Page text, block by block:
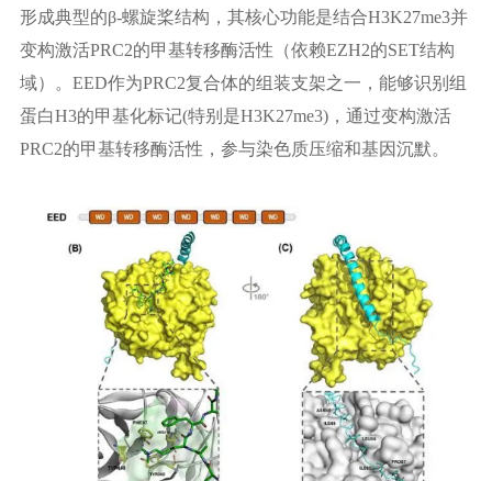
形成典型的β-螺旋桨结构，其核心功能是结合H3K27me3并
变构激活PRC2的甲基转移酶活性（依赖EZH2的SET结构
域）。EED作为PRC2复合体的组装支架之一，能够识别组
蛋白H3的甲基化标记(特别是H3K27me3)，通过变构激活
PRC2的甲基转移酶活性，参与染色质压缩和基因沉默。